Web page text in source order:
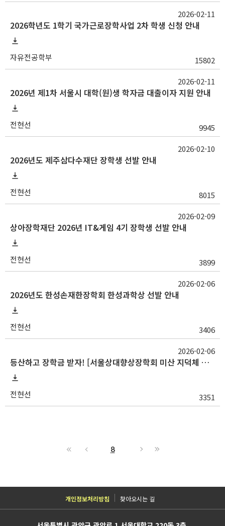
2026학년도 1학기 국가근로장학사업 2차 학생 신청 안내
자유전공학부 15802
2026-02-11
2026년 제1차 서울시 대학(원)생 학자금 대출이자 지원 안내
전현선 9945
2026-02-11
2026년도 제주삼다수재단 장학생 선발 안내
전현선 8015
2026-02-10
상아장학재단 2026년 IT&게임 4기 장학생 선발 안내
전현선 3899
2026-02-09
2026년도 한성손재한장학회 한성과학상 선발 안내
전현선 3406
2026-02-06
등산하고 장학금 받자! [서울상대향상장학회 미산 지덕체 등산 장학생 모집 공고]
전현선 3351
2026-02-06
8
개인정보처리방침 찾아오시는 길